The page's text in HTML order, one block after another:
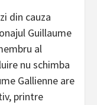
din cauza
Guillaume
al
nu schimba
Gallienne are
printre